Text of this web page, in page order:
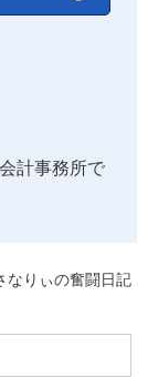
計事務所で
なりぃの奮闘日記